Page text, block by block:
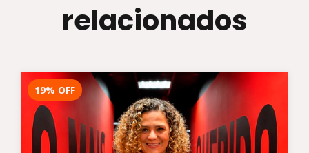
relacionados
19% OFF